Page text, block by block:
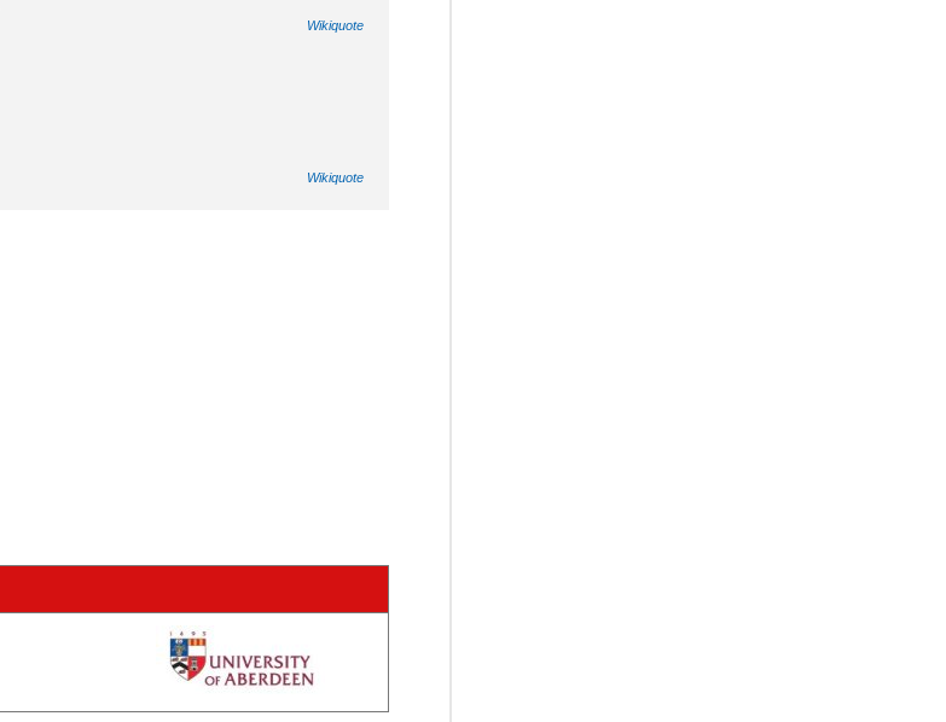
Wikiquote
Wikiquote